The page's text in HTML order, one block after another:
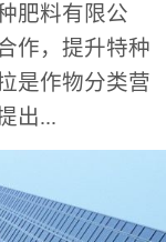
肥料有限公
作，提升特种
是作物分类营
出...